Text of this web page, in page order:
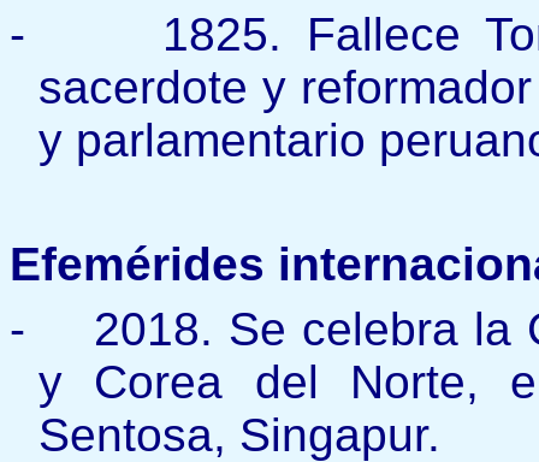
-
1825. Fallece
sacerdote y
y parlamentario
Efemérides
-
2018. Se celebra la
y Corea del Norte,
Sentosa, Singapur.